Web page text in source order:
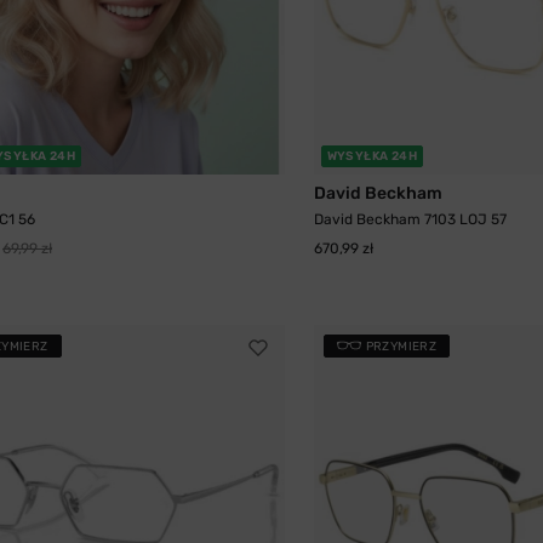
24H
56
69,99 zł
WYSYŁKA 24H
David Beckham
David Beckham 7103 LOJ 57
670,99 zł
PRZYMIERZ